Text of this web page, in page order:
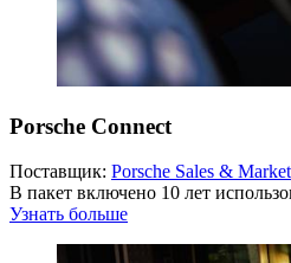
Porsche Connect
Поставщик: Porsche Sales &
В пакет включено 10 лет
Узнать больше